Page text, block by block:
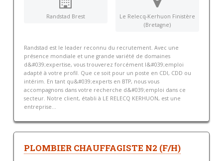
Randstad Brest
Le Relecq-Kerhuon Finistère
(Bretagne)
Randstad est le leader reconnu du recrutement. Avec une
présence mondiale et une grande variété de domaines
d&#039;expertise, vous trouverez forcément l&#039;emploi
adapté à votre profil. Que ce soit pour un poste en CDI, CDD ou
intérim. En tant qu&#039;experts en BTP, nous vous
accompagnons dans votre recherche d&#039;emploi dans ce
secteur. Notre client, établi à LE RELECQ KERHUON, est une
entreprise...
PLOMBIER CHAUFFAGISTE N2 (F/H)